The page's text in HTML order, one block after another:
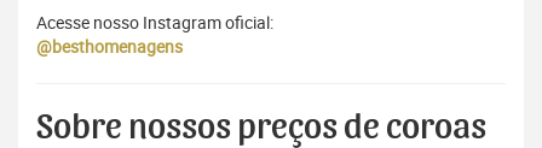
Acesse nosso Instagram oficial:
@besthomenagens
Sobre nossos preços de coroas